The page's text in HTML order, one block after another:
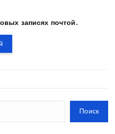
записях почтой.
Поиск